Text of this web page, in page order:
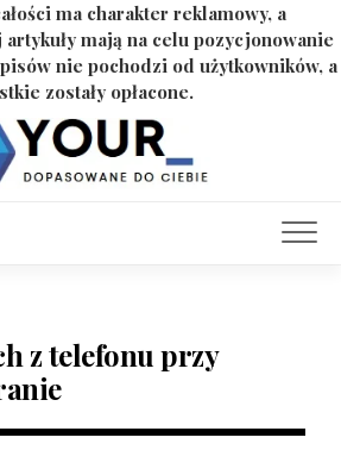
ma charakter reklamowy, a
mają na celu pozycjonowanie
nie pochodzi od użytkowników, a
zostały opłacone.
z telefonu przy